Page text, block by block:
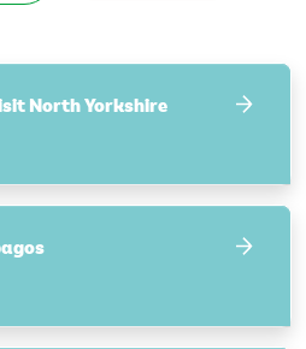
North Yorkshire